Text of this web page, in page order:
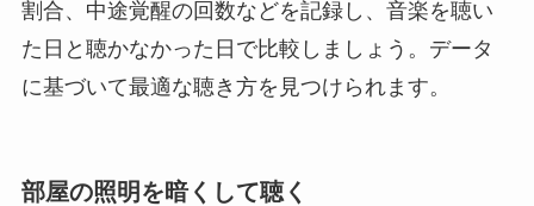
割合、中途覚醒の回数などを記録し、音楽を聴い
た日と聴かなかった日で比較しましょう。データ
に基づいて最適な聴き方を見つけられます。
部屋の照明を暗くして聴く